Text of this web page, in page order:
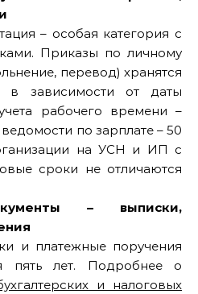
– особая категория с
Приказы по личному
перевод) хранятся
зависимости от даты
рабочего времени –
ведомости по зарплате – 50
на УСН и ИП с
сроки не отличаются
– выписки,
и платежные поручения
пять лет. Подробнее о
и налоговых